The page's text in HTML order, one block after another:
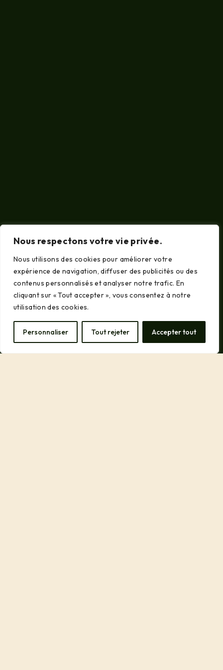
Nous respectons votre vie privée.
Nous utilisons des cookies pour améliorer votre
expérience de navigation, diffuser des publicités ou des
contenus personnalisés et analyser notre trafic. En
cliquant sur « Tout accepter », vous consentez à notre
utilisation des cookies.
Personnaliser Tout rejeter Accepter tout